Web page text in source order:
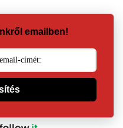
emailben!